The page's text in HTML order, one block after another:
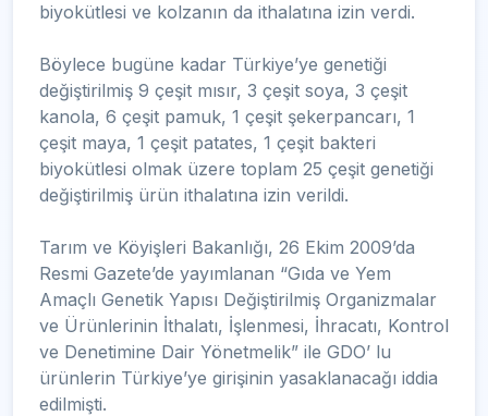
biyokütlesi ve kolzanın da ithalatına izin verdi.
Böylece bugüne kadar Türkiye’ye genetiği
değiştirilmiş 9 çeşit mısır, 3 çeşit soya, 3 çeşit
kanola, 6 çeşit pamuk, 1 çeşit şekerpancarı, 1
çeşit maya, 1 çeşit patates, 1 çeşit bakteri
biyokütlesi olmak üzere toplam 25 çeşit genetiği
değiştirilmiş ürün ithalatına izin verildi.
Tarım ve Köyişleri Bakanlığı, 26 Ekim 2009’da
Resmi Gazete’de yayımlanan “Gıda ve Yem
Amaçlı Genetik Yapısı Değiştirilmiş Organizmalar
ve Ürünlerinin İthalatı, İşlenmesi, İhracatı, Kontrol
ve Denetimine Dair Yönetmelik” ile GDO’ lu
ürünlerin Türkiye’ye girişinin yasaklanacağı iddia
edilmişti.